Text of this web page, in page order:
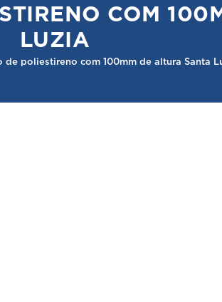
COM
LUZIA
de poliestireno com 100mm de altura Santa